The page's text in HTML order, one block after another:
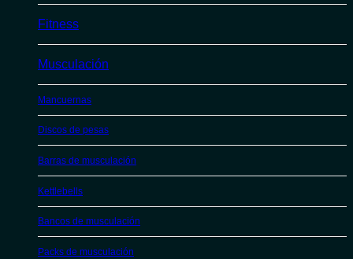
Fitness
Musculación
Mancuernas
Discos de pesas
Barras de musculación
Kettlebells
Bancos de musculación
Packs de musculación